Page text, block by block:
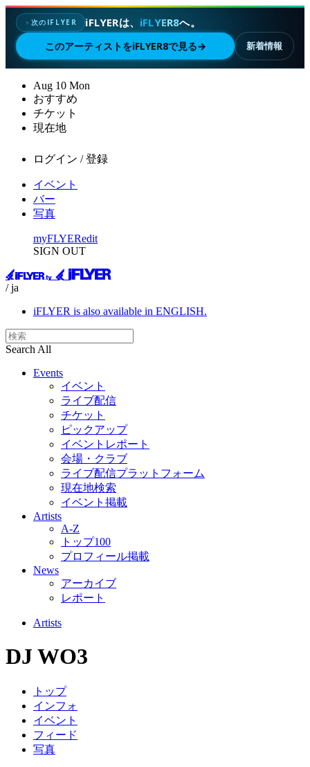
✦次のIFLYER iFLYERは、 iFLYER8へ。
このアーティストをiFLYER8で見る→ 新着情報
Aug 10 Mon
おすすめ
チケット
現在地
ログイン / 登録
イベント
バー
写真
myFLYERedit
SIGN OUT
/ ja
iFLYER is also available in ENGLISH.
Search All
Events
イベント
ライブ配信
チケット
ピックアップ
イベントレポート
会場・クラブ
ライブ配信プラットフォーム
現在地検索
イベント掲載
Artists
A-Z
トップ100
プロフィール掲載
News
アーカイブ
レポート
Artists
DJ WO3
トップ
インフォ
イベント
フィード
写真